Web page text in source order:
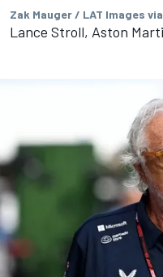
Zak Mauger / LAT Images
Lance Stroll, Aston